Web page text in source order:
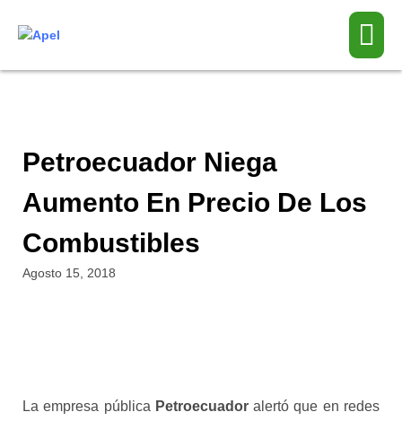
Petroecuador Niega
Aumento En Precio De Los
Combustibles
Agosto 15, 2018
La empresa pública Petroecuadoralertó que en redes